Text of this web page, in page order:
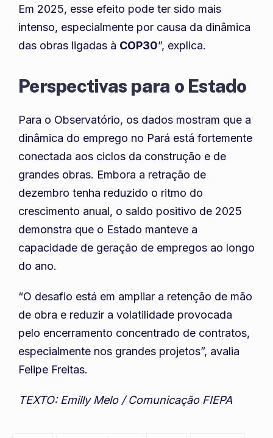
Em 2025, esse efeito pode ter sido mais
intenso, especialmente por causa da dinâmica
das obras ligadas à COP30”, explica.
Perspectivas para o Estado
Para o Observatório, os dados mostram que a
dinâmica do emprego no Pará está fortemente
conectada aos ciclos da construção e de
grandes obras. Embora a retração de
dezembro tenha reduzido o ritmo do
crescimento anual, o saldo positivo de 2025
demonstra que o Estado manteve a
capacidade de geração de empregos ao longo
do ano.
“O desafio está em ampliar a retenção de mão
de obra e reduzir a volatilidade provocada
pelo encerramento concentrado de contratos,
especialmente nos grandes projetos”, avalia
Felipe Freitas.
TEXTO: Emilly Melo / Comunicação FIEPA